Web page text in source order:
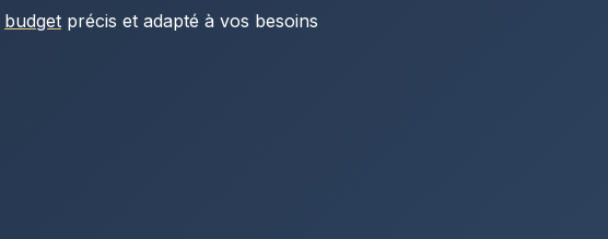
budgetprécis et adapté à vos besoins